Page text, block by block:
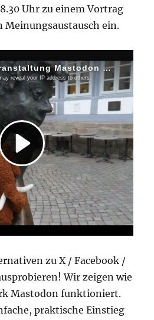
Uhr zu einem Vortrag
Meinungsaustausch ein.
zu X / Facebook /
Wir zeigen wie
Mastodon funktioniert.
praktische Einstieg